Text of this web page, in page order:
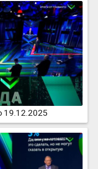
19.12.2025